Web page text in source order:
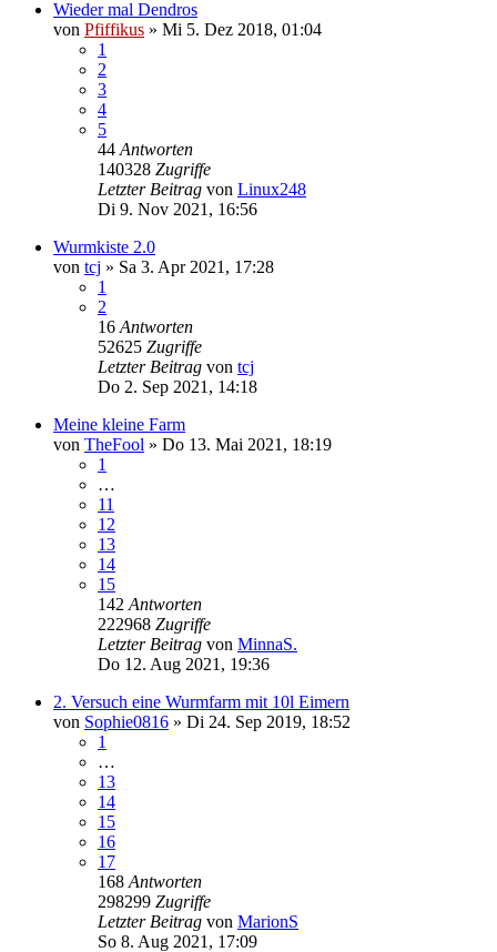
Wieder mal Dendros
von Pfiffikus » Mi 5. Dez 2018, 01:04
1
2
3
4
5
44 Antworten
140328 Zugriffe
Letzter Beitrag von Linux248
Di 9. Nov 2021, 16:56
Wurmkiste 2.0
von tcj » Sa 3. Apr 2021, 17:28
1
2
16 Antworten
52625 Zugriffe
Letzter Beitrag von tcj
Do 2. Sep 2021, 14:18
Meine kleine Farm
von TheFool » Do 13. Mai 2021, 18:19
1
…
11
12
13
14
15
142 Antworten
222968 Zugriffe
Letzter Beitrag von MinnaS.
Do 12. Aug 2021, 19:36
2. Versuch eine Wurmfarm mit 10l Eimern
von Sophie0816 » Di 24. Sep 2019, 18:52
1
…
13
14
15
16
17
168 Antworten
298299 Zugriffe
Letzter Beitrag von MarionS
So 8. Aug 2021, 17:09